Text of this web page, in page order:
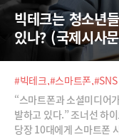
빅테크는 청소년
있나? (국제시사
#빅테크,#스마트폰,#SNS
“스마트폰과 소셜미디어
발하고 있다.” 조너선 하
당장 10대에게 스마트폰